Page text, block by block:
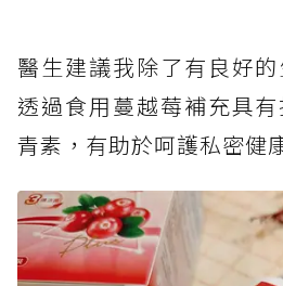
醫生建議我除了有良好
透過食用蔓越莓補充具
青素，有助於呵護私密健